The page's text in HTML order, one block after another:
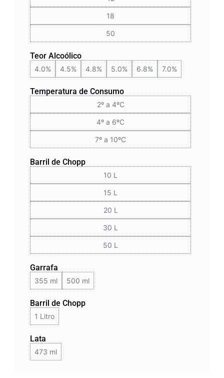
18
50
Teor Alcoólico
4.0% 4.5% 4.8% 5.0% 6.8% 7.0%
Temperatura de Consumo
2º a 4ºC
4º a 6ºC
7º a 10ºC
Barril de Chopp
10 L
15 L
20 L
30 L
50 L
Garrafa
355 ml 500 ml
Barril de Chopp
1 Litro
Lata
473 ml